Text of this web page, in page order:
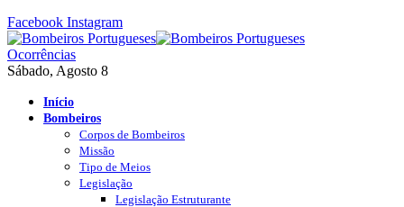
Facebook Instagram
Ocorrências
Sábado, Agosto 8
Início
Bombeiros
Corpos de Bombeiros
Missão
Tipo de Meios
Legislação
Legislação Estruturante